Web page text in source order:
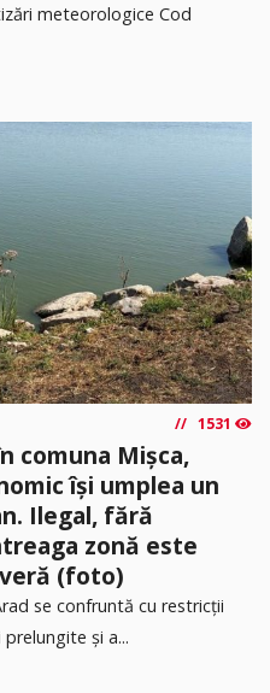
meteorologice Cod
1531
comuna Mișca,
își umplea un
Ilegal, fără
zonă este
(foto)
se confruntă cu restricții
și a...